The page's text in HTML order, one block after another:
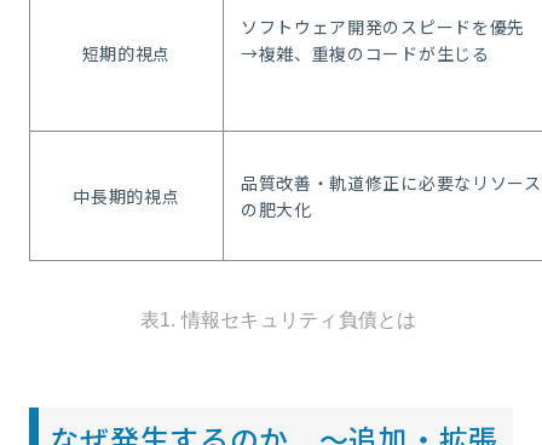
短期的視点
ソフトウェア開発のスピードを優先
→複雑、重複のコードが生じる
中長期的視点
品質改善・軌道修正に必要なリソース
の肥大化
表1. 情報セキュリティ負債とは